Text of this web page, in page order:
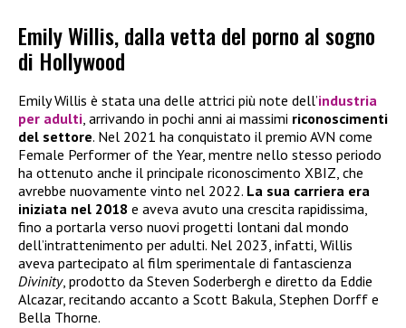
Emily Willis, dalla vetta del porno al sogno
di Hollywood
Emily Willis è stata una delle attrici più note dell’industria
per adulti, arrivando in pochi anni ai massimi riconoscimenti
del settore. Nel 2021 ha conquistato il premio AVN come
Female Performer of the Year, mentre nello stesso periodo
ha ottenuto anche il principale riconoscimento XBIZ, che
avrebbe nuovamente vinto nel 2022. La sua carriera era
iniziata nel 2018 e aveva avuto una crescita rapidissima,
fino a portarla verso nuovi progetti lontani dal mondo
dell’intrattenimento per adulti. Nel 2023, infatti, Willis
aveva partecipato al film sperimentale di fantascienza
Divinity, prodotto da Steven Soderbergh e diretto da Eddie
Alcazar, recitando accanto a Scott Bakula, Stephen Dorff e
Bella Thorne.